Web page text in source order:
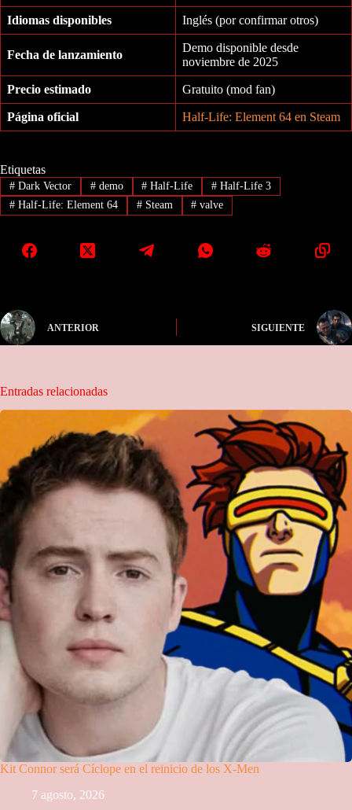
Idiomas disponibles Inglés (por confirmar otros)
Fecha de lanzamiento
Demo disponible desde
noviembre de 2025
Precio estimado Gratuito (mod fan)
Página oficial Half-Life: Element 64 en Steam
Etiquetas
#Dark Vector #demo # Half-Life # Half-Life 3
#Half-Life: Element 64 #Steam # valve
ANTERIOR SIGUIENTE
Entradas relacionadas
Kit Connor será Cíclope en el reinicio de los X-Men
7 agosto, 2026